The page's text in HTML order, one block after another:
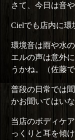
さて、今日は音
Cielでも店内に環
環境音は雨や水
エルの声は意外
うかね。（佐藤
普段の日常では
かお聞いてはい
当店のボディケ
っくりと耳を傾